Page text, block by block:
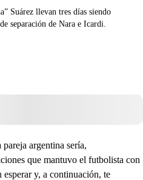
Suárez llevan tres días siendo
separación de Nara e Icardi.
argentina sería,
que mantuvo el futbolista con
esperar y, a continuación, te